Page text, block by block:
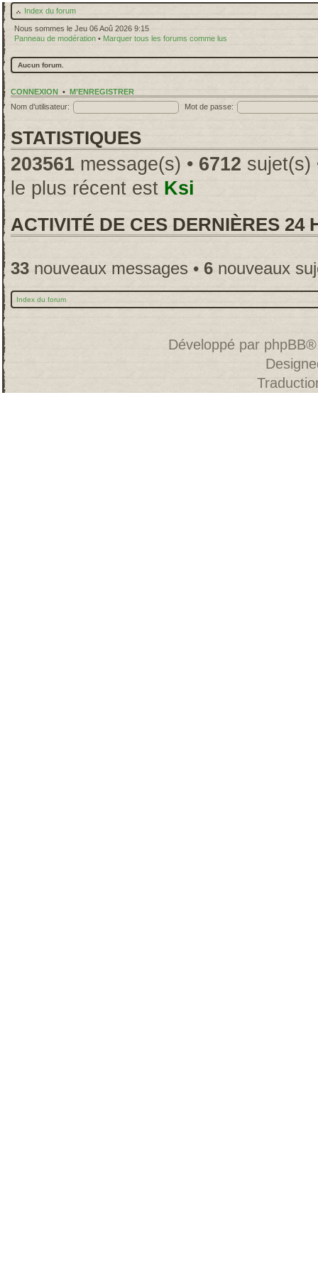
Index du forum
Nous sommes le Jeu 06 Aoû 2026 9:15
Panneau de modération • Marquer tous les forums comme lus
Aucun forum.
CONNEXION • M’ENREGISTRER
Nom d’utilisateur:
Mot de passe:
STATISTIQUES
203561 message(s) • 6712 sujet(s)
le plus récent est Ksi
ACTIVITÉ DE CES DERNIÈRES 24
33 nouveaux messages • 6 nouveaux
Index du forum
Développé par phpBB®